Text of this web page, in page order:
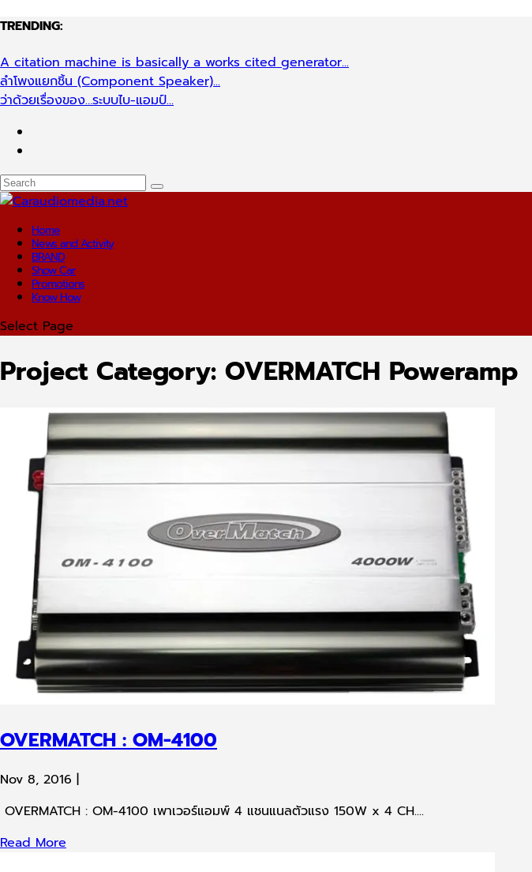
TRENDING:
A citation machine is basically a works cited generator...
ลำโพงแยกชิ้น (Component Speaker)...
ว่าด้วยเรื่องของ…ระบบไบ-แอมป์...
Home
News and Activity
BRAND
Show Car
Promotions
Know How
Select Page
Project Category: OVERMATCH Poweramp
OVERMATCH : OM-4100
Nov 8, 2016 |
OVERMATCH : OM-4100 เพาเวอร์แอมพ์ 4 แชนแนลตัวแรง 150W x 4 CH....
Read More